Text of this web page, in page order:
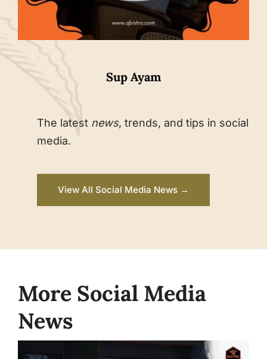
The latest news, trends, and tips in social
media.
View All Social Media News →
Sup Ayam
More Social Media
News